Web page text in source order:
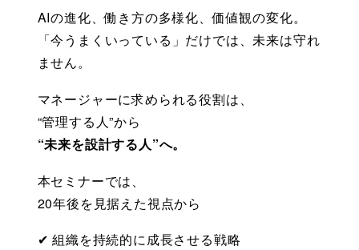
AIの進化、働き方の多様化、価値観の変化。
「今うまくいっている」だけでは、未来は守れ
ません。
マネージャーに求められる役割は、
“管理する人”から
“未来を設計する人”へ。
本セミナーでは、
20年後を見据えた視点から
✔ 組織を持続的に成長させる戦略